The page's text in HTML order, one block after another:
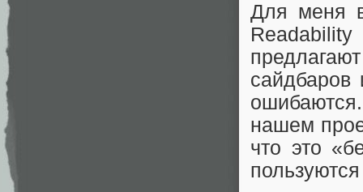
Для меня
сайдбаров
нашем
что это